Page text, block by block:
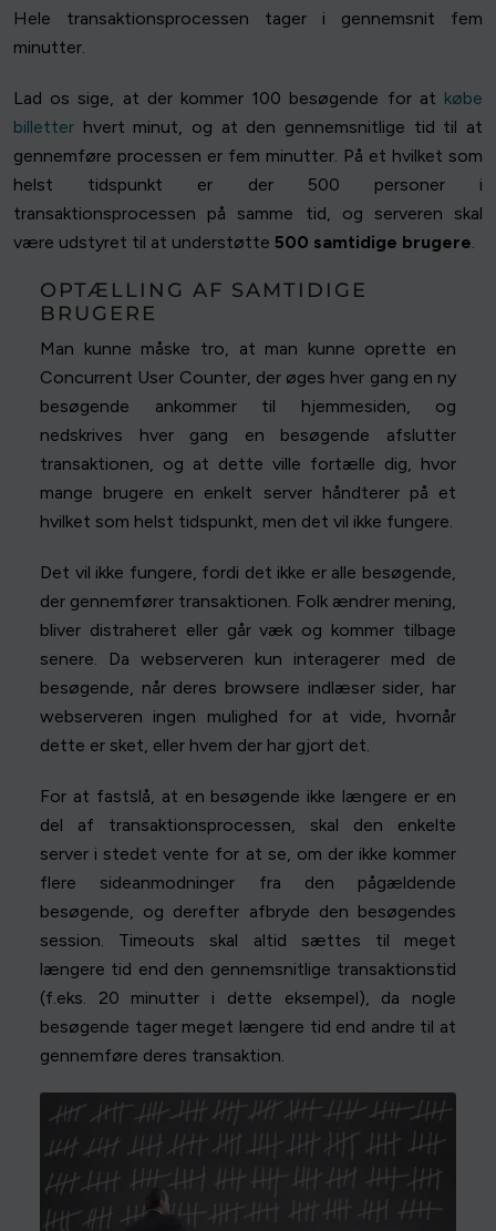
Hele transaktionsprocessen tager i gennemsnit fem
minutter.
Lad os sige, at der kommer 100 besøgende for at købe
billetter hvert minut, og at den gennemsnitlige tid til at
gennemføre processen er fem minutter. På et hvilket som
helst tidspunkt er der 500 personer i
transaktionsprocessen på samme tid, og serveren skal
være udstyret til at understøtte 500 samtidige brugere
OPTÆLLING AF SAMTIDIGE
BRUGERE
Man kunne måske tro, at man kunne oprette en
Concurrent User Counter, der øges hver gang en ny
besøgende ankommer til hjemmesiden, og
nedskrives hver gang en besøgende afslutter
transaktionen, og at dette ville fortælle dig, hvor
mange brugere en enkelt server håndterer på et
hvilket som helst tidspunkt, men det vil ikke fungere.
Det vil ikke fungere, fordi det ikke er alle besøgende,
der gennemfører transaktionen. Folk ændrer mening,
bliver distraheret eller går væk og kommer tilbage
senere. Da webserveren kun interagerer med de
besøgende, når deres browsere indlæser sider, har
webserveren ingen mulighed for at vide, hvornår
dette er sket, eller hvem der har gjort det.
For at fastslå, at en besøgende ikke længere er en
del af transaktionsprocessen, skal den enkelte
server i stedet vente for at se, om der ikke kommer
flere sideanmodninger fra den pågældende
besøgende, og derefter afbryde den besøgendes
session. Timeouts skal altid sættes til meget
længere tid end den gennemsnitlige transaktionstid
(f.eks. 20 minutter i dette eksempel), da nogle
besøgende tager meget længere tid end andre til at
gennemføre deres transaktion.